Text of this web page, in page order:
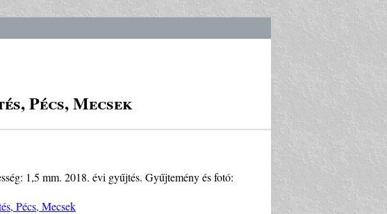
Pécs, Mecsek
1,5 mm. 2018. évi gyűjtés. Gyűjtemény és fotó:
Pécs, Mecsek